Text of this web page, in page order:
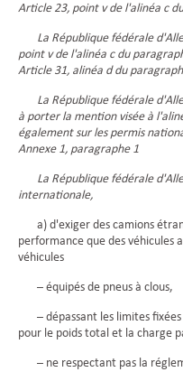
Article 23, point v de l'alinéa c
La République fédérale
point v de l'alinéa c du
Article 31, alinéa d du
La République fédérale
à porter la mention visée à
également sur les permis
Annexe 1, paragraphe 1
La République fédérale
internationale,
a) d'exiger des camions
performance que des véhicules
véhicules
– équipés de pneus à clous,
– dépassant les limites fixées
pour le poids total et la charge
– ne respectant pas la